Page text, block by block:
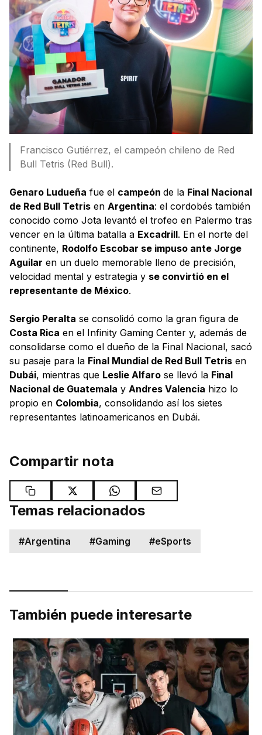
Francisco Gutiérrez, el campeón chileno de Red
Bull Tetris (Red Bull).
Genaro Ludueña fue el campeón de la Final Nacional
de Red Bull Tetris en Argentina: el cordobés también
conocido como Jota levantó el trofeo en Palermo tras
vencer en la última batalla a Excadrill. En el norte del
continente, Rodolfo Escobar se impuso ante Jorge
Aguilar en un duelo memorable lleno de precisión,
velocidad mental y estrategia y se convirtió en el
representante de México.
Sergio Peralta se consolidó como la gran figura de
Costa Rica en el Infinity Gaming Center y, además de
consolidarse como el dueño de la Final Nacional, sacó
su pasaje para la Final Mundial de Red Bull Tetris en
Dubái, mientras que Leslie Alfaro se llevó la Final
Nacional de Guatemala y Andres Valencia hizo lo
propio en Colombia, consolidando así los sietes
representantes latinoamericanos en Dubái.
Compartir nota
Temas relacionados
#Argentina #Gaming #eSports
También puede interesarte